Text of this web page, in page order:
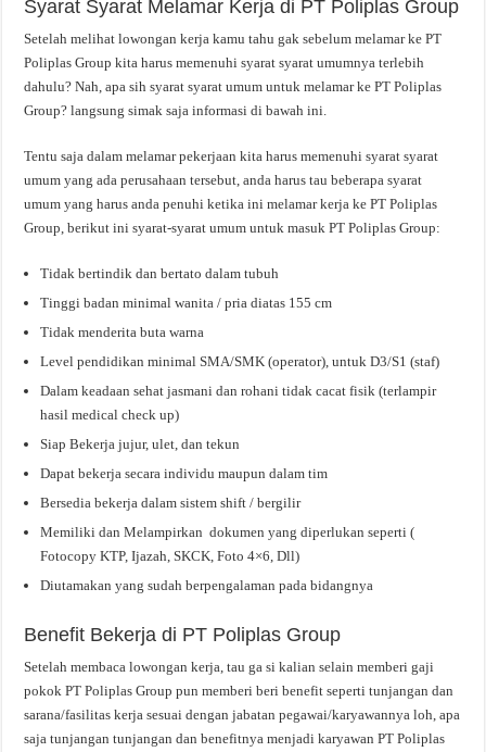
Syarat Syarat Melamar Kerja di PT Poliplas Group
Setelah melihat lowongan kerja kamu tahu gak sebelum melamar ke PT
Poliplas Group kita harus memenuhi syarat syarat umumnya terlebih
dahulu? Nah, apa sih syarat syarat umum untuk melamar ke PT Poliplas
Group? langsung simak saja informasi di bawah ini.
Tentu saja dalam melamar pekerjaan kita harus memenuhi syarat syarat
umum yang ada perusahaan tersebut, anda harus tau beberapa syarat
umum yang harus anda penuhi ketika ini melamar kerja ke PT Poliplas
Group, berikut ini syarat-syarat umum untuk masuk PT Poliplas Group:
Tidak bertindik dan bertato dalam tubuh
Tinggi badan minimal wanita / pria diatas 155 cm
Tidak menderita buta warna
Level pendidikan minimal SMA/SMK (operator), untuk D3/S1 (staf)
Dalam keadaan sehat jasmani dan rohani tidak cacat fisik (terlampir
hasil medical check up)
Siap Bekerja jujur, ulet, dan tekun
Dapat bekerja secara individu maupun dalam tim
Bersedia bekerja dalam sistem shift / bergilir
Memiliki dan Melampirkan dokumen yang diperlukan seperti (
Fotocopy KTP, Ijazah, SKCK, Foto 4×6, Dll)
Diutamakan yang sudah berpengalaman pada bidangnya
Benefit Bekerja di PT Poliplas Group
Setelah membaca lowongan kerja, tau ga si kalian selain memberi gaji
pokok PT Poliplas Group pun memberi beri benefit seperti tunjangan dan
sarana/fasilitas kerja sesuai dengan jabatan pegawai/karyawannya loh, apa
saja tunjangan tunjangan dan benefitnya menjadi karyawan PT Poliplas